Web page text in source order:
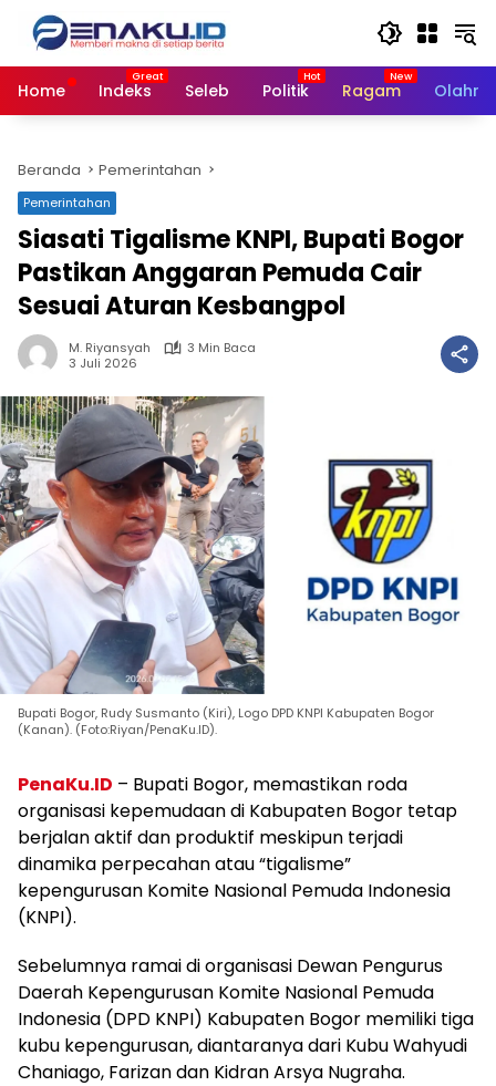
Langsung
konten
Home
Indeks Seleb Politik Ragam
Beranda Pemerintahan
Pemerintahan
Siasati Tigalisme KNPI, Bupati Bogor
Pastikan Anggaran Pemuda Cair
Sesuai Aturan Kesbangpol
M. Riyansyah
3 Min Baca
3 Juli 2026
Bupati Bogor, Rudy Susmanto (Kiri), Logo DPD KNPI Kabupaten Bogor
(Kanan). (Foto:Riyan/PenaKu.ID).
PenaKu.ID – Bupati Bogor, memastikan roda
organisasi kepemudaan di Kabupaten Bogor tetap
berjalan aktif dan produktif meskipun terjadi
dinamika perpecahan atau “tigalisme”
kepengurusan Komite Nasional Pemuda Indonesia
(KNPI).
Sebelumnya ramai di organisasi Dewan Pengurus
Daerah Kepengurusan Komite Nasional Pemuda
Indonesia (DPD KNPI) Kabupaten Bogor memiliki tiga
kubu kepengurusan, diantaranya dari Kubu Wahyudi
Chaniago, Farizan dan Kidran Arsya Nugraha.